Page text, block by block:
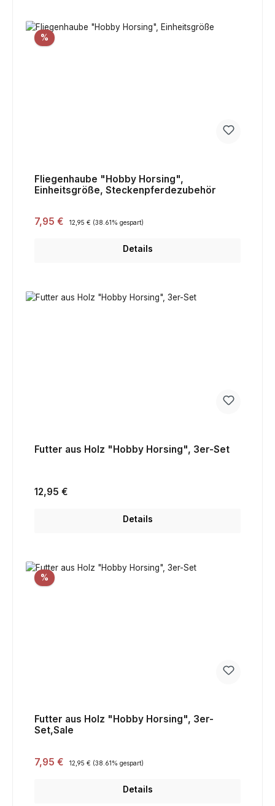
%Rabatt
Fliegenhaube "Hobby Horsing",
Einheitsgröße, Steckenpferdezubehör
Verkaufspreis:
7,95 € Regulärer Preis:
12,95 € (38.61% gespart)
Details
Futter aus Holz "Hobby Horsing", 3er-Set
Regulärer Preis:
12,95 €
Details
%Rabatt
Futter aus Holz "Hobby Horsing", 3er-
Set,Sale
Verkaufspreis:
7,95 € Regulärer Preis:
12,95 € (38.61% gespart)
Details